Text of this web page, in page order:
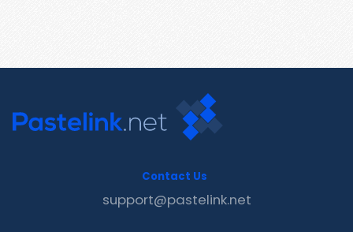
Contact Us
support@pastelink.net